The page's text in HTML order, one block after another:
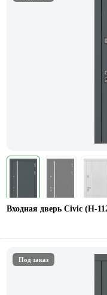
Входная дверь Civic (Н-
Под заказ